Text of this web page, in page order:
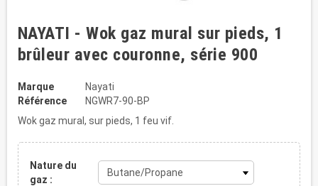
NAYATI - Wok gaz mural sur pieds, 1
brûleur avec couronne, série 900
Marque
Nayati
Référence
NGWR7-90-BP
Wok gaz mural, sur pieds, 1 feu vif.
Nature du
gaz :